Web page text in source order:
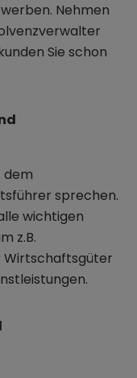
Nehmen
Sie schon
dem
sprechen.
wichtigen
z.B.
Wirtschaftsgüter